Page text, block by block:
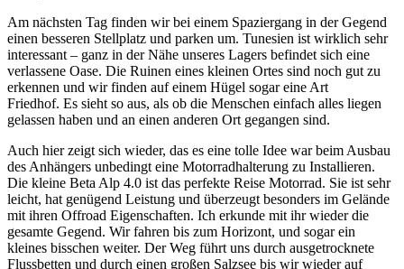
Am nächsten Tag finden wir bei einem Spaziergang in der Gegend
einen besseren Stellplatz und parken um. Tunesien ist wirklich sehr
interessant – ganz in der Nähe unseres Lagers befindet sich eine
verlassene Oase. Die Ruinen eines kleinen Ortes sind noch gut zu
erkennen und wir finden auf einem Hügel sogar eine Art
Friedhof. Es sieht so aus, als ob die Menschen einfach alles liegen
gelassen haben und an einen anderen Ort gegangen sind.
Auch hier zeigt sich wieder, das es eine tolle Idee war beim Ausbau
des Anhängers unbedingt eine Motorradhalterung zu Installieren.
Die kleine Beta Alp 4.0 ist das perfekte Reise Motorrad. Sie ist sehr
leicht, hat genügend Leistung und überzeugt besonders im Gelände
mit ihren Offroad Eigenschaften. Ich erkunde mit ihr wieder die
gesamte Gegend. Wir fahren bis zum Horizont, und sogar ein
kleines bisschen weiter. Der Weg führt uns durch ausgetrocknete
Flussbetten und durch einen großen Salzsee bis wir wieder auf